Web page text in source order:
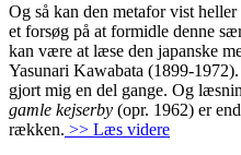
Og så kan den metafor vist
et forsøg på at formidle denne
kan være at læse den japanske
Yasunari Kawabata (1899-
gjort mig en del gange. Og
gamle kejserby (opr. 1962) er
rækken. >> Læs videre